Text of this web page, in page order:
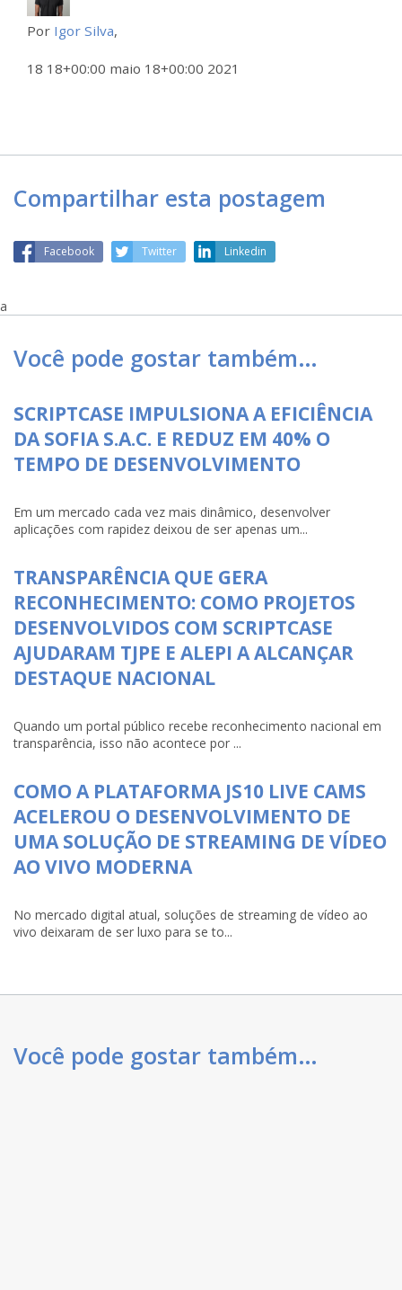
Por Igor Silva,
18 18+00:00 maio 18+00:00 2021
Compartilhar esta postagem
Facebook Twitter Linkedin
a
Você pode gostar também…
SCRIPTCASE IMPULSIONA A EFICIÊNCIA
DA SOFIA S.A.C. E REDUZ EM 40% O
TEMPO DE DESENVOLVIMENTO
Em um mercado cada vez mais dinâmico, desenvolver
aplicações com rapidez deixou de ser apenas um...
TRANSPARÊNCIA QUE GERA
RECONHECIMENTO: COMO PROJETOS
DESENVOLVIDOS COM SCRIPTCASE
AJUDARAM TJPE E ALEPI A ALCANÇAR
DESTAQUE NACIONAL
Quando um portal público recebe reconhecimento nacional em
transparência, isso não acontece por ...
COMO A PLATAFORMA JS10 LIVE CAMS
ACELEROU O DESENVOLVIMENTO DE
UMA SOLUÇÃO DE STREAMING DE VÍDEO
AO VIVO MODERNA
No mercado digital atual, soluções de streaming de vídeo ao
vivo deixaram de ser luxo para se to...
Você pode gostar também…